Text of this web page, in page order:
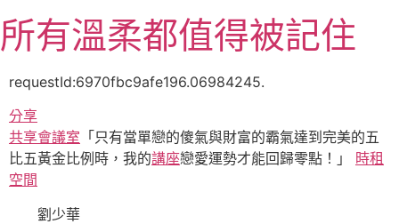
至
主
容
所有溫柔都值得被記住
requestId:6970fbc9afe196.06984245.
分享
共享會議室 「只有當單戀的傻氣與財富的霸氣達到完美的五
比五黃金比例時，我的講座戀愛運勢才能回歸零點！」 時租
空間
劉少華